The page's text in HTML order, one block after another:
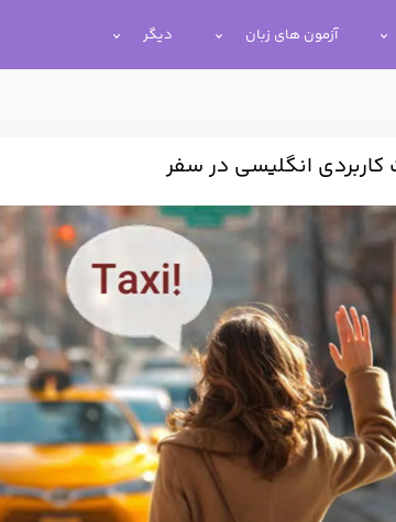
آزمون های زبان دیگر
کاربردی انگلیسی در سفر